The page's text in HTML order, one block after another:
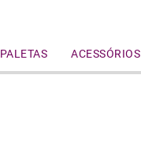
PALETAS ACESSÓRIOS